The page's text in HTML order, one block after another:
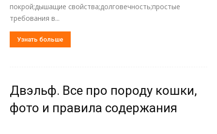
покрой;дышащие свойства;долговечность;простые
требования в...
Узнать больше
Двэльф. Все про породу кошки,
фото и правила содержания